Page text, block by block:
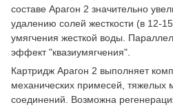
составе Арагон 2 значительно
удалению солей жесткости (в 12-
умягчения жесткой воды.
эффект "квазиумягчения".
Картридж Арагон 2 выполняет
механических примесей, тяжелых
соединений. Возможна